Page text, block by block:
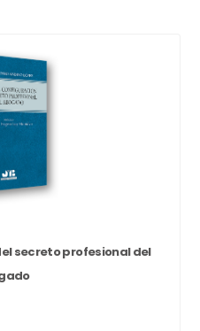
secreto profesional del